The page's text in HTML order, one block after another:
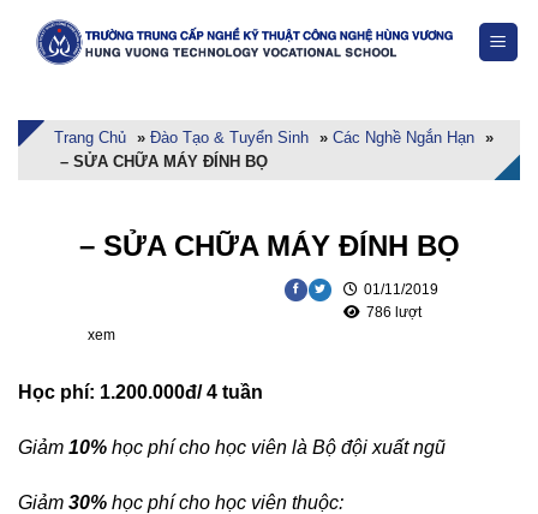
Trang Chủ » Đào Tạo & Tuyển Sinh » Các Nghề Ngắn Hạn »
– SỬA CHỮA MÁY ĐÍNH BỌ
– SỬA CHỮA MÁY ĐÍNH BỌ
01/11/2019
786 lượt
xem
Học phí: 1.200.000đ/ 4 tuần
Giảm 10% học phí cho học viên là Bộ đội xuất ngũ
Giảm 30% học phí cho học viên thuộc: